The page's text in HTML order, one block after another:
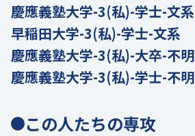
慶應義塾大学-3(私)-学士-文系
早稲田大学-3(私)-学士-文系
慶應義塾大学-3(私)-大卒-不明
慶應義塾大学-3(私)-学士-不明
この人たちの専攻